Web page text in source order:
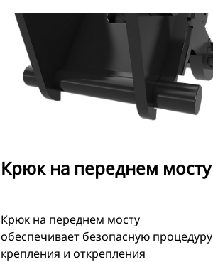
Крюк на переднем мосту
Крюк на переднем мосту
обеспечивает безопасную процедуру
крепления и открепления